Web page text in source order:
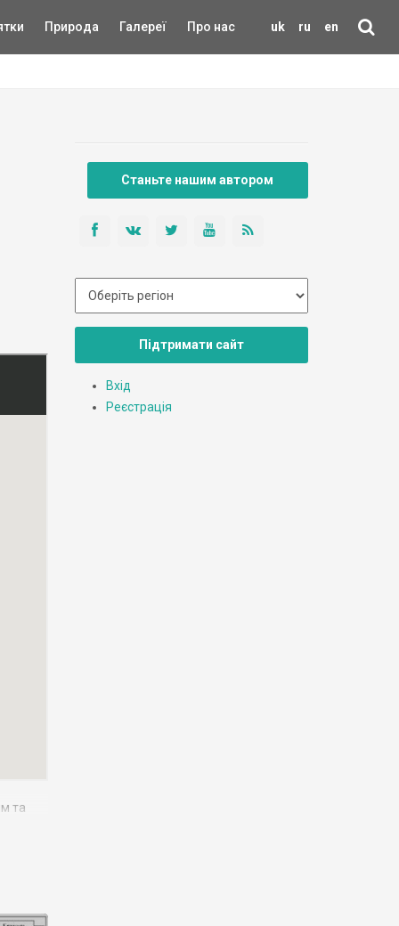
uk ru en
Природа Галереї Про нас
та
Станьте нашим автором
Підтримати сайт
Вхід
Реєстрація